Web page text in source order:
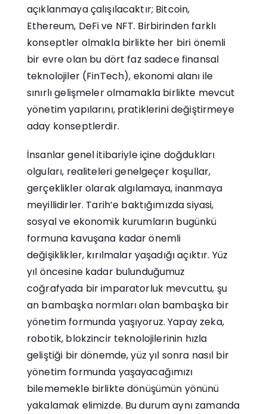
açıklanmaya çalışılacaktır; Bitcoin,
Ethereum, DeFi ve NFT. Birbirinden farklı
konseptler olmakla birlikte her biri önemli
bir evre olan bu dört faz sadece finansal
teknolojiler (FinTech), ekonomi alanı ile
sınırlı gelişmeler olmamakla birlikte mevcut
yönetim yapılarını, pratiklerini değiştirmeye
aday konseptlerdir.
İnsanlar genel itibariyle içine doğdukları
olguları, realiteleri genelgeçer koşullar,
gerçeklikler olarak algılamaya, inanmaya
meyillidirler. Tarih’e baktığımızda siyasi,
sosyal ve ekonomik kurumların bugünkü
formuna kavuşana kadar önemli
değişiklikler, kırılmalar yaşadığı açıktır. Yüz
yıl öncesine kadar bulunduğumuz
coğrafyada bir imparatorluk mevcuttu, şu
an bambaşka normları olan bambaşka bir
yönetim formunda yaşıyoruz. Yapay zeka,
robotik, blokzincir teknolojilerinin hızla
geliştiği bir dönemde, yüz yıl sonra nasıl bir
yönetim formunda yaşayacağımızı
bilememekle birlikte dönüşümün yönünü
yakalamak elimizde. Bu durum aynı zamanda